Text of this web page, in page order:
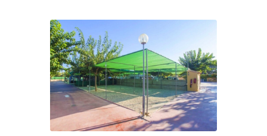
GALERÍA
INFO
CONTACTO